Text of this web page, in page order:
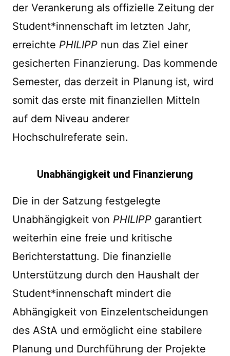
der Verankerung als offizielle Zeitung der
Student*innenschaft im letzten Jahr,
erreichte PHILIPPnun das Ziel einer
gesicherten Finanzierung. Das kommende
Semester, das derzeit in Planung ist, wird
somit das erste mit finanziellen Mitteln
auf dem Niveau anderer
Hochschulreferate sein.
Unabhängigkeit und Finanzierung
Die in der Satzung festgelegte
Unabhängigkeit von PHILIPPgarantiert
weiterhin eine freie und kritische
Berichterstattung. Die finanzielle
Unterstützung durch den Haushalt der
Student*innenschaft mindert die
Abhängigkeit von Einzelentscheidungen
des AStA und ermöglicht eine stabilere
Planung und Durchführung der Projekte